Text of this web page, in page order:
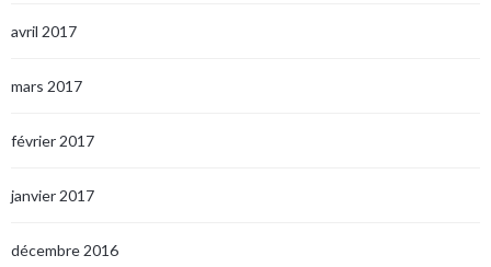
avril 2017
mars 2017
février 2017
janvier 2017
décembre 2016